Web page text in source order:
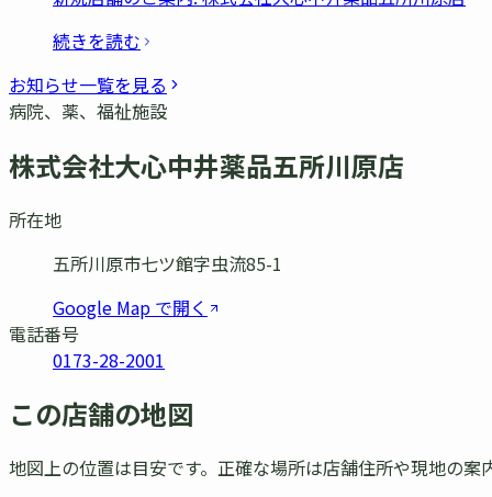
続きを読む
お知らせ一覧を見る
病院、薬、福祉施設
株式会社大心中井薬品五所川原店
所在地
五所川原市七ツ館字虫流85-1
Google Map で開く
電話番号
0173-28-2001
この店舗の地図
地図上の位置は目安です。正確な場所は店舗住所や現地の案